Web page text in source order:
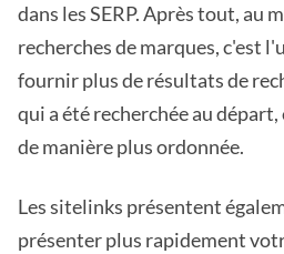
dans les SERP. Après tout, au
recherches de marques, c'est
fournir plus de résultats de
qui a été recherchée au
de manière plus ordonnée.
Les sitelinks présentent
présenter plus rapidement